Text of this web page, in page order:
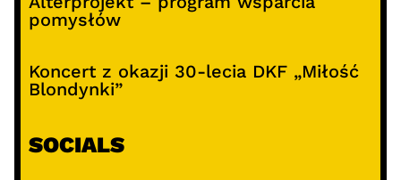
pomysłów
Koncert z okazji 30-lecia DKF „Miłość
Blondynki”
SOCIALS